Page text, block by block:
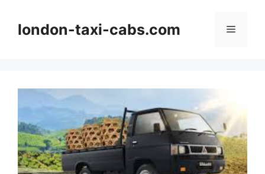
london-taxi-cabs.com Menu